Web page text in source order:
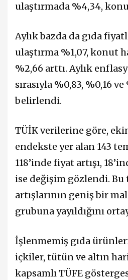
ulaştırmada %4,34,
Aylık bazda da gıda
ulaştırma %1,07, konut
%2,66 arttı. Aylık
sırasıyla %0,83, %0,16
belirlendi.
TÜİK verilerine göre,
endekste yer alan 143
118’inde fiyat artışı,
ise değişim gözlendi. Bu
artışlarının geniş bir
grubuna yayıldığını
İşlenmemiş gıda
içkiler, tütün ve altın
kapsamlı TÜFE